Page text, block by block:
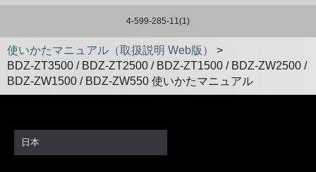
4-599-285-11(1)
使いかたマニュアル（取扱説明 Web版）
>
BDZ-ZT3500 / BDZ-ZT2500 / BDZ-ZT1500 / BDZ-ZW2500 /
BDZ-ZW1500 / BDZ-ZW550 使いかたマニュアル
日本